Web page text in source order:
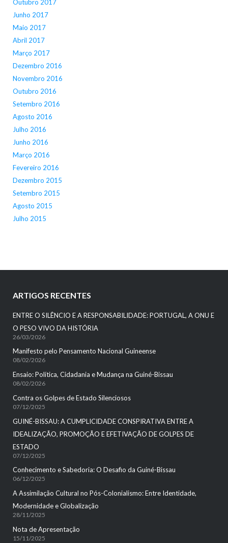
Outubro 2017
Junho 2017
Maio 2017
Abril 2017
Março 2017
Dezembro 2016
Novembro 2016
Outubro 2016
Setembro 2016
Agosto 2016
Julho 2016
Junho 2016
Março 2016
Fevereiro 2016
Dezembro 2015
Setembro 2015
Agosto 2015
Julho 2015
ARTIGOS RECENTES
ENTRE O SILÊNCIO E A RESPONSABILIDADE: PORTUGAL, A ONU E
O PESO VIVO DA HISTÓRIA
26/03/2026
Manifesto pelo Pensamento Nacional Guineense
08/02/2026
Ensaio: Política, Cidadania e Mudança na Guiné-Bissau
08/02/2026
Contra os Golpes de Estado Silenciosos
07/12/2025
GUINÉ-BISSAU: A CUMPLICIDADE CONSPIRATIVA ENTRE A
IDEALIZAÇÃO, PROMOÇÃO E EFETIVAÇÃO DE GOLPES DE
ESTADO
07/12/2025
Conhecimento e Sabedoria: O Desafio da Guiné-Bissau
06/12/2025
A Assimilação Cultural no Pós-Colonialismo: Entre Identidade,
Modernidade e Globalização
28/11/2025
Nota de Apresentação
15/11/2025